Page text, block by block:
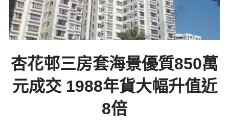
杏花邨三房套海景優質850萬
元成交 1988年貨大幅升值近
8倍